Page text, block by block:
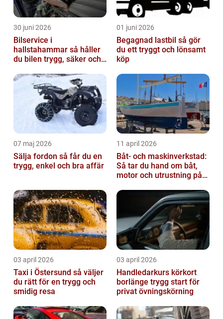
30 juni 2026
Bilservice i
hallstahammar så håller
du bilen trygg, säker och
01 juni 2026
Begagnad lastbil så gör
du ett tryggt och lönsamt
köp
07 maj 2026
Sälja fordon så får du en
trygg, enkel och bra affär
11 april 2026
Båt- och maskinverkstad:
Så tar du hand om båt,
motor och utrustning på
03 april 2026
Taxi i Östersund så väljer
du rätt för en trygg och
smidig resa
03 april 2026
Handledarkurs körkort
borlänge trygg start för
privat övningskörning